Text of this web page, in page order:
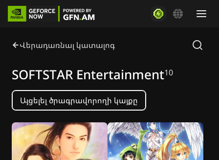
Վերադառնալ կատալոգ
SOFTSTAR Entertainment10
Այցելել ծրագրավորողի կայքը